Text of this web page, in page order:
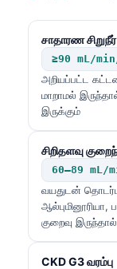
சாதாரண
≥90 mL/
அறியப்பட்ட
மாறாமல்
இருக்கும்
சிறிதளவு
60–89 mL/
வயதுடன்
ஆல்புமினூரியா,
குறைவு
CKD G3 வரம்பு